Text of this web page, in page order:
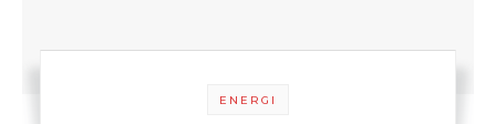
ENERGI